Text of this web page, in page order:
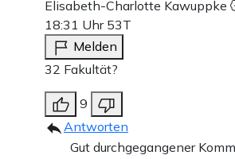
Elisabeth-Charlotte Kawuppke
18:31 Uhr 53T
Melden
32 Fakultät?
9
Antworten
Gut durchgegangener